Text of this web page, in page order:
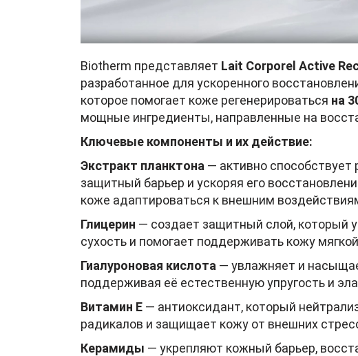
Biotherm представляет Lait Corporel Active
разработанное для ускоренного
которое помогает коже регенерироваться на
мощные ингредиенты, направленные на
Ключевые компоненты и их действие:
Экстракт планктона — активно способствует
защитный барьер и ускоряя его
коже адаптироваться к внешним
Глицерин — создает защитный слой, который
сухость и помогает поддерживать кожу
Гиалуроновая кислота — увлажняет и
поддерживая её естественную упругость и
Витамин Е — антиоксидант, который
радикалов и защищает кожу от внешних
Керамиды — укрепляют кожный барьер,